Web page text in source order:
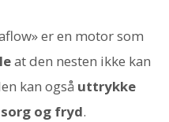
er en motor som
at den nesten ikke kan
kan også uttrykke
og fryd.